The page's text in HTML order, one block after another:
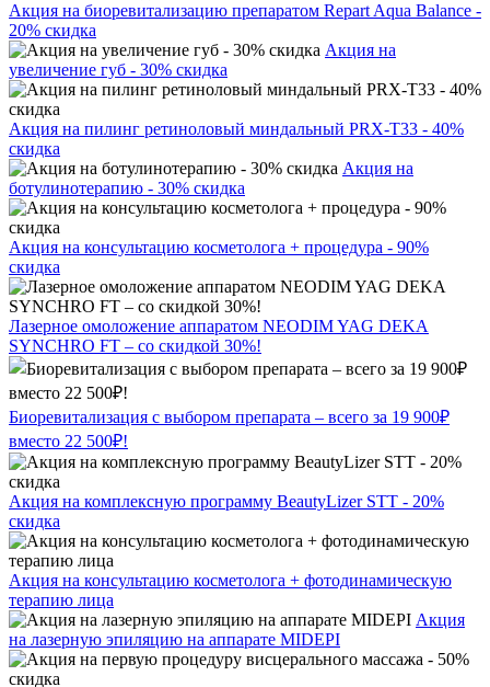
Акция на биоревитализацию препаратом Repart Aqua Balance -
20% скидка
Акция на
увеличение губ - 30% скидка
Акция на пилинг ретиноловый миндальный PRX-T33 - 40%
скидка
Акция на
ботулинотерапию - 30% скидка
Акция на консультацию косметолога + процедура - 90%
скидка
Лазерное омоложение аппаратом NEODIM YAG DEKA
SYNCHRO FT – со скидкой 30%!
Биоревитализация с выбором препарата – всего за 19 900₽
вместо 22 500₽!
Акция на комплексную программу BeautyLizer STT - 20%
скидка
Акция на консультацию косметолога + фотодинамическую
терапию лица
Акция
на лазерную эпиляцию на аппарате MIDEPI